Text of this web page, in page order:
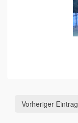
Vorheriger Eintrag